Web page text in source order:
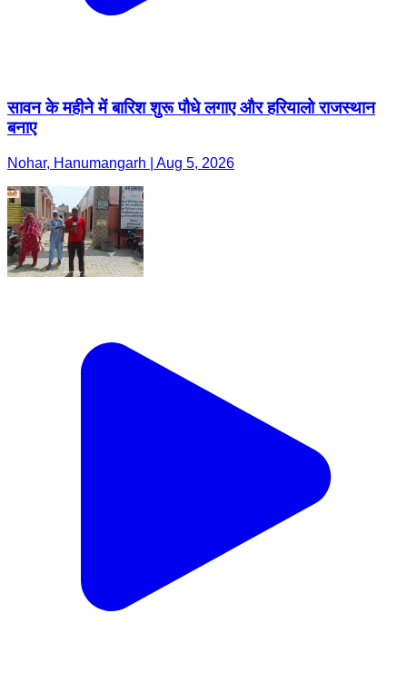
सावन के महीने में बारिश शुरू पौधे लगाए और हरियालो राजस्थान
बनाए
Nohar, Hanumangarh | Aug 5, 2026